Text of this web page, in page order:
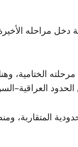
دخل مراحله
الختامية،
المتقاربة،